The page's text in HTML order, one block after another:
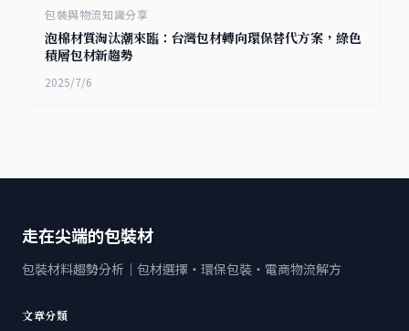
包裝與物流知識分享
泡棉材質淘汰潮來臨：台灣包材轉向環保替代方案，綠色
積層包材新趨勢
2025/7/6
走在尖端的包裝材
包裝材料趨勢分析｜包材選擇・環保包裝・電商物流解方
文章分類